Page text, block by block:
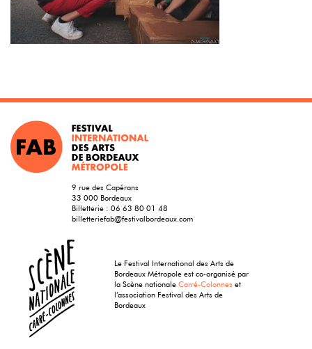
9 rue des Capérans
33 000 Bordeaux
Billetterie : 06 63 80 01 48
billetteriefab@festivalbordeaux.com
Le Festival International des Arts de
Bordeaux Métropole est co-organisé par
la Scène nationaleCarré-Colonnes et
l’association Festival des Arts de
Bordeaux